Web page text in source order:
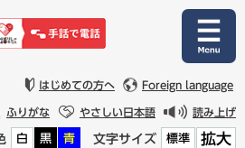
はじめての方へ Foreign language
ふりがな やさしい日本語 読み上げ
白 黒 青 文字サイズ 標準 拡大